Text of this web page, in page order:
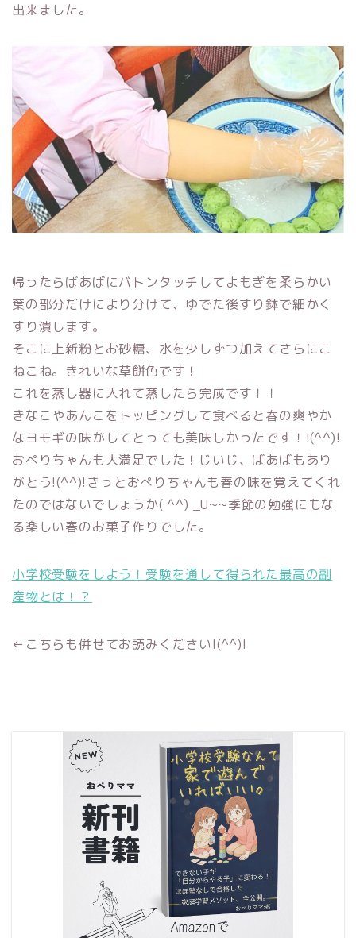
出来ました。
帰ったらばあばにバトンタッチしてよもぎを柔らかい
葉の部分だけにより分けて、ゆでた後すり鉢で細かく
すり潰します。
そこに上新粉とお砂糖、水を少しずつ加えてさらにこ
ねこね。きれいな草餅色です！
これを蒸し器に入れて蒸したら完成です！！
きなこやあんこをトッピングして食べると春の爽やか
なヨモギの味がしてとっても美味しかったです！!(^^)!
おぺりちゃんも大満足でした！じいじ、ばあばもあり
がとう!(^^)!きっとおぺりちゃんも春の味を覚えてくれ
たのではないでしょうか( ^^) _U~~季節の勉強にもな
る楽しい春のお菓子作りでした。
小学校受験をしよう！受験を通して得られた最高の副
産物とは！？
←こちらも併せてお読みください!(^^)!